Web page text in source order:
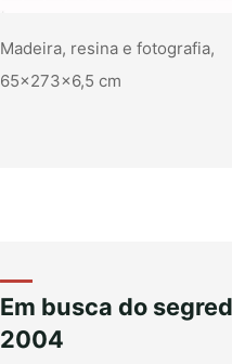
Madeira, resina e fotografia,
65x273x6,5 cm
Em busca do
2004